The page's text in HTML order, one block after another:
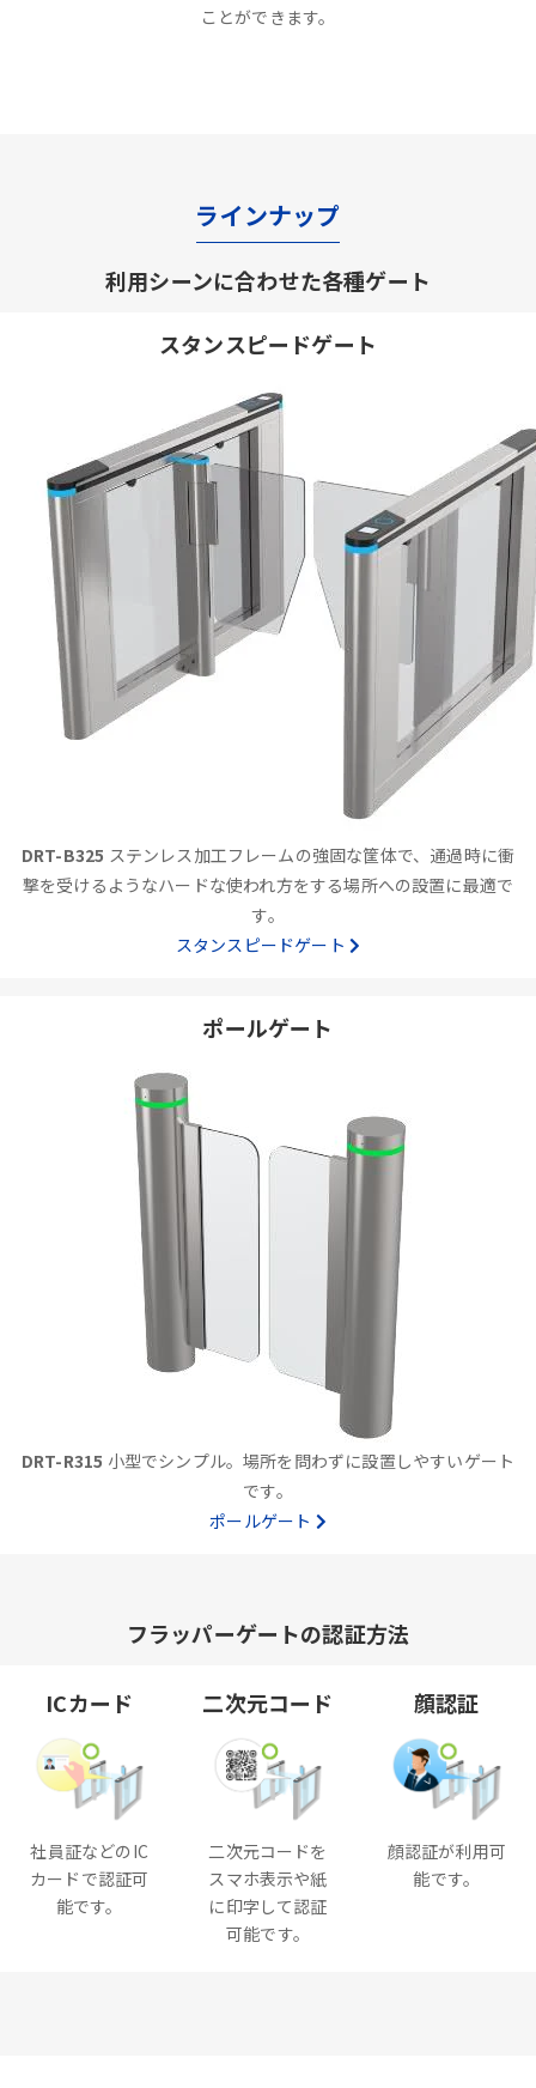
ことができます。
ラインナップ
利用シーンに合わせた各種ゲート
スタンスピードゲート
DRT-B325 ステンレス加工フレームの強固な筐体で、通過時に衝
撃を受けるようなハードな使われ方をする場所への設置に最適で
す。
スタンスピードゲート
ポールゲート
DRT-R315 小型でシンプル。場所を問わずに設置しやすいゲート
です。
ポールゲート
フラッパーゲートの認証方法
ICカード
社員証などのIC
カードで認証可
能です。
二次元コード
二次元コードを
スマホ表示や紙
に印字して認証
可能です。
顔認証
顔認証が利用可
能です。